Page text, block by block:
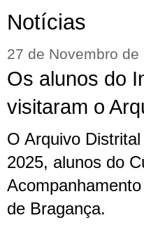
Notícias
27 de Novembro de
Os alunos do
visitaram o
O Arquivo
2025, alunos do
de Bragança.